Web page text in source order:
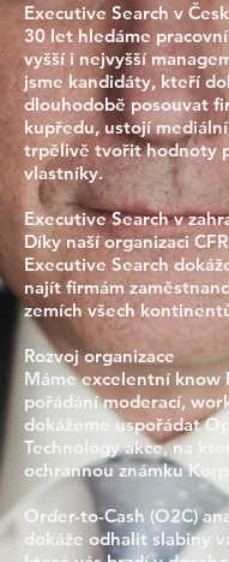
Executive Search v
30 let hledáme
vyšší i nejvyšší
jsme kandidáty, kteří
dlouhodobě posouvat
kupředu, ustojí
trpělivě tvořit hodnoty
vlastníky.
Executive Search v
Díky naší organizaci
Executive Search
najít firmám
zemích všech
Rozvoj organizace
Máme excelentní know
pořádání moderací,
dokážeme uspořádat
Technology akce, na
ochrannou známku
Order-to-Cash (O2C)
dokáže odhalit slabiny